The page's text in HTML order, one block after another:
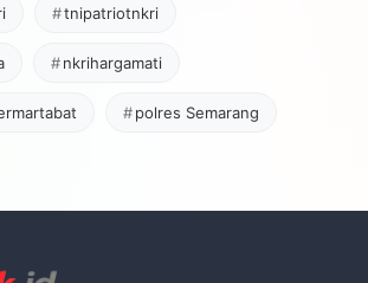
tnipatriotnkri
nkrihargamati
polres Semarang